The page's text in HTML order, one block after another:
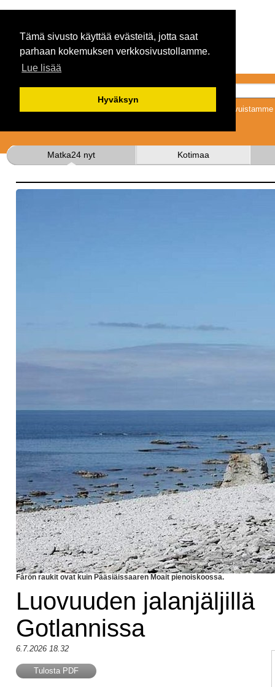
Tämä sivusto käyttää evästeitä, jotta saat
parhaan kokemuksen verkkosivustollamme.
Lue lisää
Hyväksyn
Tykkäämällä
Matka24 nyt Kotimaa
Fårön raukit ovat kuin Pääsiäissaaren Moait pienoiskoossa.
Luovuuden jalanjäljillä
Gotlannissa
6.7.2026 18.32
Tulosta PDF